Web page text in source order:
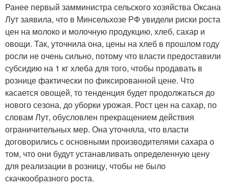
Ранее первый замминистра сельского хозяйства Оксана
Лут заявила, что в Минсельхозе РФ увидели риски роста
цен на молоко и молочную продукцию, хлеб, сахар и
овощи. Так, уточнила она, цены на хлеб в прошлом году
росли не очень сильно, потому что власти предоставили
субсидию на 1 кг хлеба для того, чтобы продавать в
рознице фактически по фиксированной цене. Что
касается овощей, то тенденция будет продолжаться до
нового сезона, до уборки урожая. Рост цен на сахар, по
словам Лут, обусловлен прекращением действия
ограничительных мер. Она уточняла, что власти
договорились с основными производителями сахара о
том, что они будут устанавливать определенную цену
для реализации в розницу, чтобы не было
скачкообразного роста.